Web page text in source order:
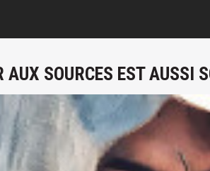
SOURCES EST AUSSI